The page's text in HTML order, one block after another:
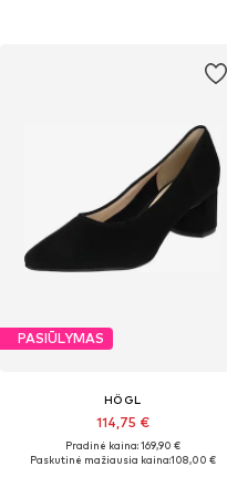
PASIŪLYMAS
HÖGL
114,75 €
Pradinė kaina: 169,90 €
Paskutinė mažiausia kaina:108,00 €